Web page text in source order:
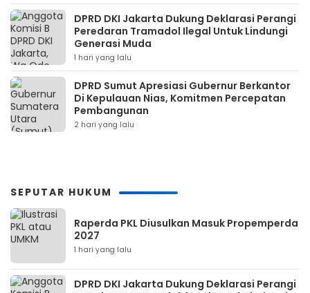
DPRD DKI Jakarta Dukung Deklarasi Perangi
Peredaran Tramadol Ilegal Untuk Lindungi
Generasi Muda
1 hari yang lalu
DPRD Sumut Apresiasi Gubernur Berkantor
Di Kepulauan Nias, Komitmen Percepatan
Pembangunan
2 hari yang lalu
SEPUTAR HUKUM
Raperda PKL Diusulkan Masuk Propemperda
2027
1 hari yang lalu
DPRD DKI Jakarta Dukung Deklarasi Perangi